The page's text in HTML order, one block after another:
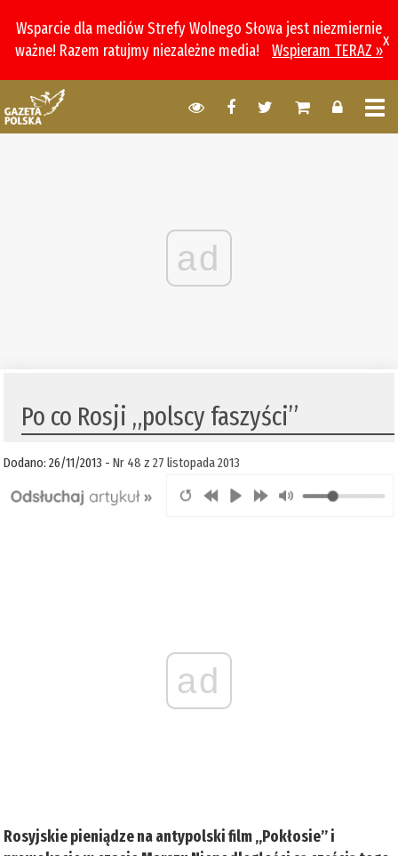
Wsparcie dla mediów Strefy Wolnego Słowa jest niezmiernie
ważne! Razem ratujmy niezależne media!
Wspieram TERAZ »
x
ad
Po co Rosji „polscy faszyści”
Dodano: 26/11/2013 -Nr 48 z 27 listopada 2013
ad
Rosyjskie pieniądze na antypolski film „Pokłosie” i